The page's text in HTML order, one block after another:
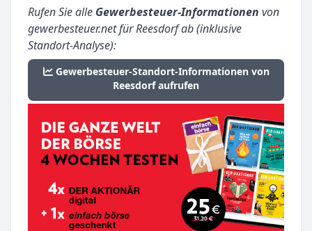
Rufen Sie alle Gewerbesteuer-Informationen von
gewerbesteuer.net für Reesdorf ab (inklusive
Standort-Analyse):
Gewerbesteuer-Standort-Informationen von
Reesdorf aufrufen